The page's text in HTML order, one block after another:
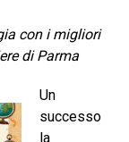
con i migliori
di Parma
Un
successo
la